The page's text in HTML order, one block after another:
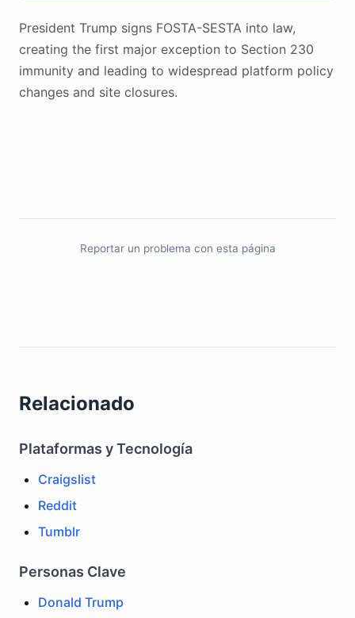
President Trump signs FOSTA-SESTA into law,
creating the first major exception to Section 230
immunity and leading to widespread platform policy
changes and site closures.
Reportar un problema con esta página
Relacionado
Plataformas y Tecnología
Craigslist
Reddit
Tumblr
Personas Clave
Donald Trump